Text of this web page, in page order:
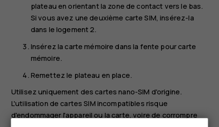
plateau en orientant la zone de contact vers le bas.
Si vous avez une deuxième carte SIM, insérez-la
dans le logement 2.
Insérez la carte mémoire dans la fente pour carte
mémoire.
Remettez le plateau en place.
Utilisez uniquement des cartes nano-SIM d'origine.
L'utilisation de cartes SIM incompatibles risque
d'endommager l'appareil ou la carte, voire de corrompre